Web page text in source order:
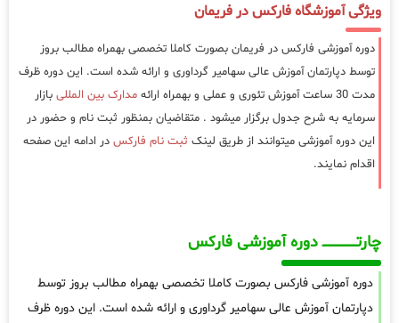
ویژگی آموزشگاه فارکس در فریمان
دوره آموزشی فارکس در فریمان بصورت کاملا تخصصی بهمراه مطالب بروز
توسط دپارتمان آموزش عالی سهامیر گرداوری و ارائه شده است. این دوره ظرف
مدت 30 ساعت آموزش تئوری و عملی و بهمراه ارائه
مدارک بین المللی بازار
سرمایه به شرح جدول برگزار میشود . متقاضیان بمنظور ثبت نام و حضور در
این دوره آموزشی میتوانند از طریق لینک ثبت نام فارکس در ادامه این صفحه
اقدام نمایند.
چارتـــــــــــــــــــ دوره آموزشی فارکس
دوره آموزشی فارکس بصورت کاملا تخصصی بهمراه مطالب بروز توسط
دپارتمان آموزش عالی سهامیر گرداوری و ارائه شده است. این دوره ظرف